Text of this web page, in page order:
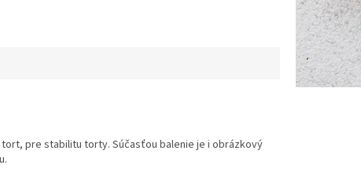
pre stabilitu torty. Súčasťou balenie je i obrázkový